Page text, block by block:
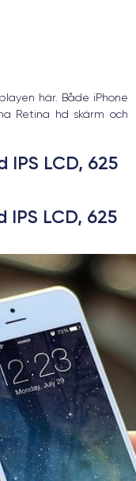
här. Både iPhone
Retina hd skärm och
IPS LCD, 625
IPS LCD, 625